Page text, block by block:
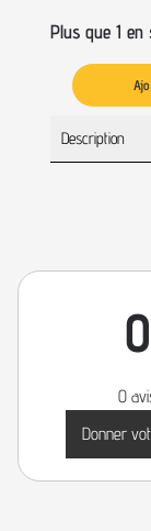
Plus que 1
Description
0
0
Donner